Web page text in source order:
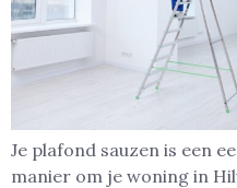
Je plafond sauzen is een
manier om je woning in